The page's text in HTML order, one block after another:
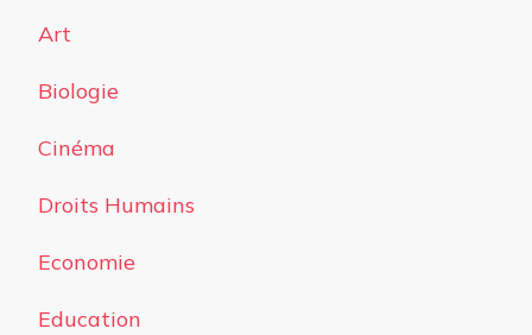
Art
Biologie
Cinéma
Droits Humains
Economie
Education